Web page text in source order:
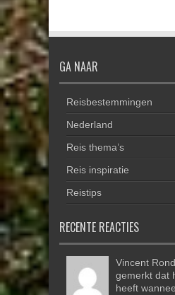
GA NAAR
Reisbestemmingen
Nederland
Reis thema’s
Reis inspiratie
Reistips
RECENTE REACTIES
Vincent
gemerkt dat
heeft